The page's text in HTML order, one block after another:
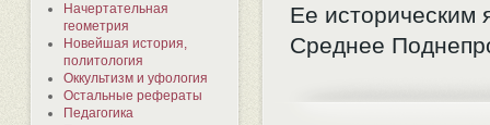
Начертательная
геометрия
Новейшая история,
политология
Оккультизм и уфология
Остальные рефераты
Педагогика
Ее историческим
Среднее